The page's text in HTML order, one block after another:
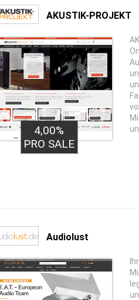
AKUSTIK-PROJEKT
4,00%
PRO SALE
Audiolust